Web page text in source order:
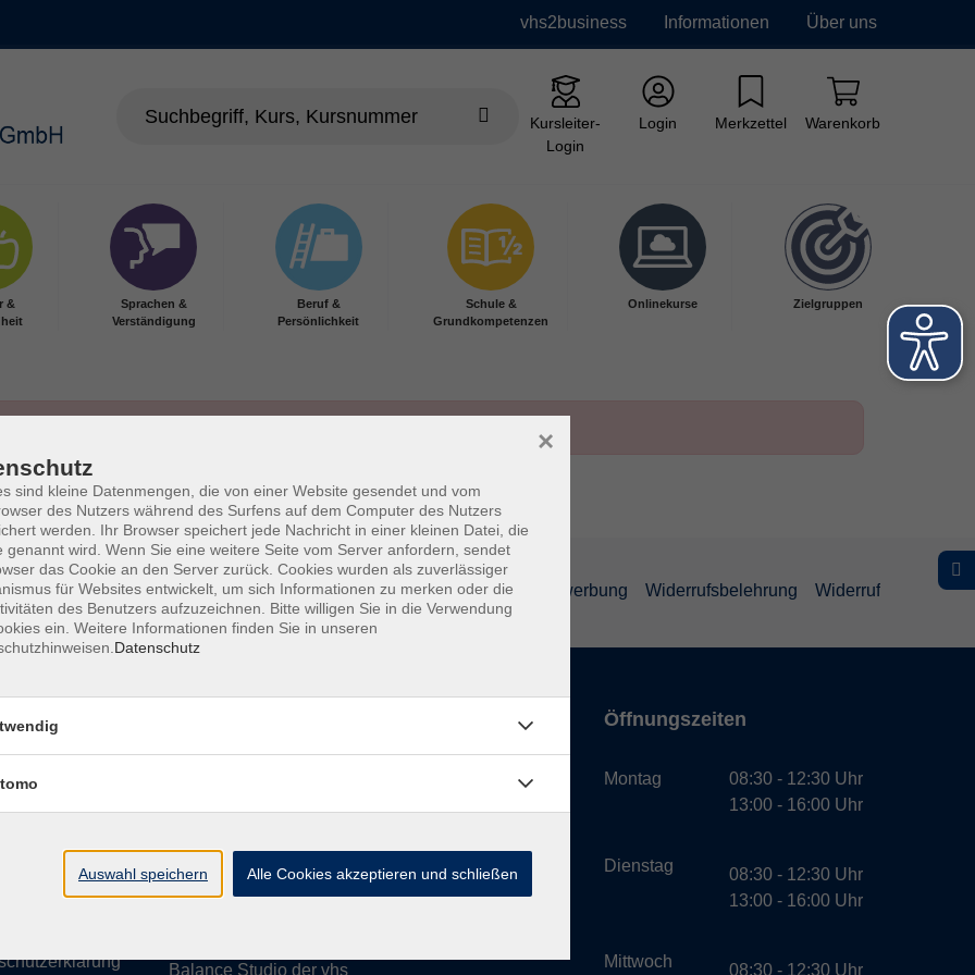
vhs2business Informationen Über uns
Kursleiter-
Login
Login Merkzettel Warenkorb
&
Sprachen &
Verständigung
Beruf &
Persönlichkeit
Schule &
Grundkompetenzen
Onlinekurse Zielgruppen
Barrierefreiheit AGB Datenschutzerklärung Datenschutz Bewerbung Widerrufsbelehrung Widerruf
Tel. 0961 48178-0
Fax 0961 48178-55
Balance Studio der vhs
Öffnungszeiten
Montag
Dienstag
Mittwoch
08:30 - 12:30 Uhr
13:00 - 16:00 Uhr
08:30 - 12:30 Uhr
13:00 - 16:00 Uhr
08:30 - 12:30 Uhr
sind kleine Datenmengen, die von einer Website gesendet und vom
des Nutzers während des Surfens auf dem Computer des Nutzers
werden. Ihr Browser speichert jede Nachricht in einer kleinen Datei, die
genannt wird. Wenn Sie eine weitere Seite vom Server anfordern, sendet
das Cookie an den Server zurück. Cookies wurden als zuverlässiger
für Websites entwickelt, um sich Informationen zu merken oder die
des Benutzers aufzuzeichnen. Bitte willigen Sie in die Verwendung
ein. Weitere Informationen finden Sie in unseren
Datenschutz
×
Auswahl speichern Alle Cookies akzeptieren und schließen